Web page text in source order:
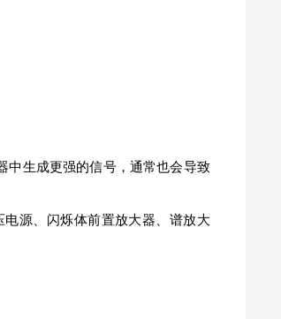
中生成更强的信号，通常也会导致
源、闪烁体前置放大器、谱放大